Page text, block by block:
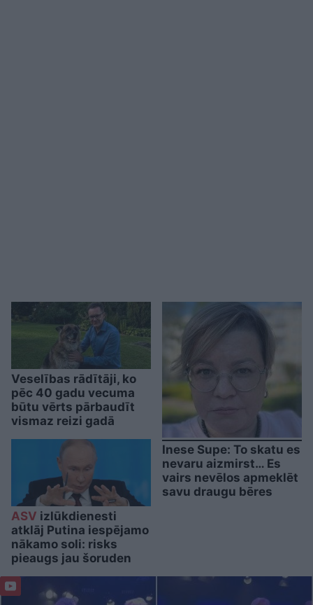
Veselības rādītāji, ko
pēc 40 gadu vecuma
būtu vērts pārbaudīt
vismaz reizi gadā
ASV izlūkdienesti
atklāj Putina iespējamo
nākamo soli: risks
pieaugs jau šoruden
Inese Supe: To skatu es
nevaru aizmirst… Es
vairs nevēlos apmeklēt
savu draugu bēres